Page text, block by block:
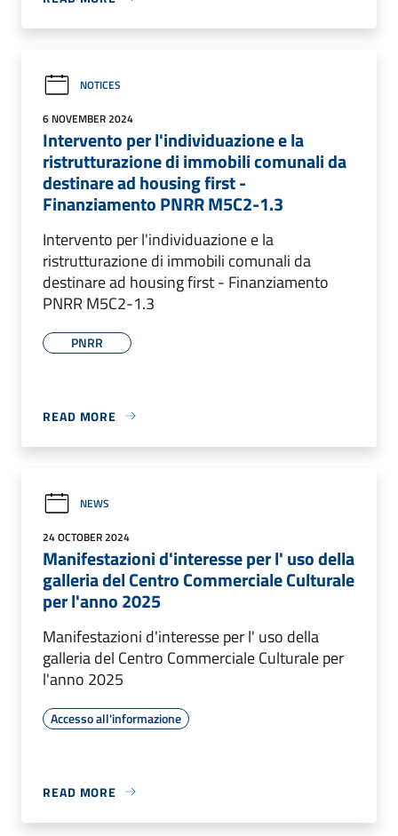
NOTICES
6 NOVEMBER 2024
Intervento per l'individuazione e la
ristrutturazione di immobili comunali da
destinare ad housing first -
Finanziamento PNRR M5C2-1.3
Intervento per l'individuazione e la
ristrutturazione di immobili comunali da
destinare ad housing first - Finanziamento
PNRR M5C2-1.3
PNRR
READ MORE
NEWS
24 OCTOBER 2024
Manifestazioni d'interesse per l' uso della
galleria del Centro Commerciale Culturale
per l'anno 2025
Manifestazioni d'interesse per l' uso della
galleria del Centro Commerciale Culturale per
l'anno 2025
Accesso all'informazione
READ MORE